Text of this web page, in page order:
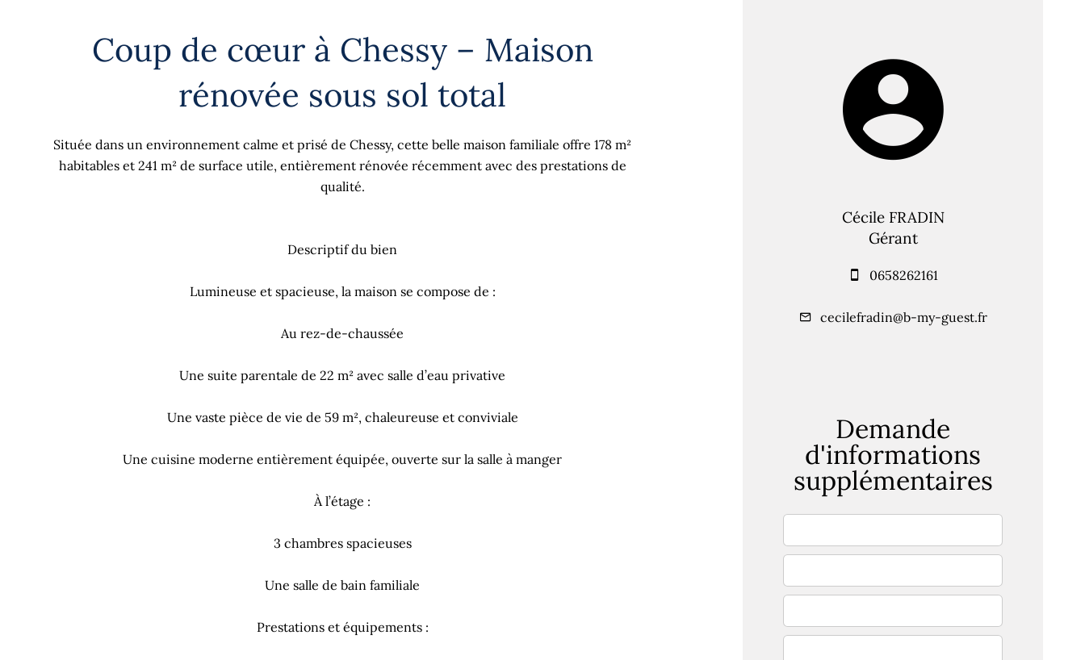
Coup de cœur à Chessy – Maison
rénovée sous sol total
Située dans un environnement calme et prisé de Chessy, cette belle maison familiale offre 178 m²
habitables et 241 m² de surface utile, entièrement rénovée récemment avec des prestations de
qualité.
Descriptif du bien
Lumineuse et spacieuse, la maison se compose de :
Au rez-de-chaussée
Une suite parentale de 22 m² avec salle d’eau privative
Une vaste pièce de vie de 59 m², chaleureuse et conviviale
Une cuisine moderne entièrement équipée, ouverte sur la salle à manger
À l’étage :
3 chambres spacieuses
Une salle de bain familiale
Prestations et équipements :
Cécile FRADIN
Gérant
0658262161
cecilefradin@b-my-guest.fr
Demande
d'informations
supplémentaires